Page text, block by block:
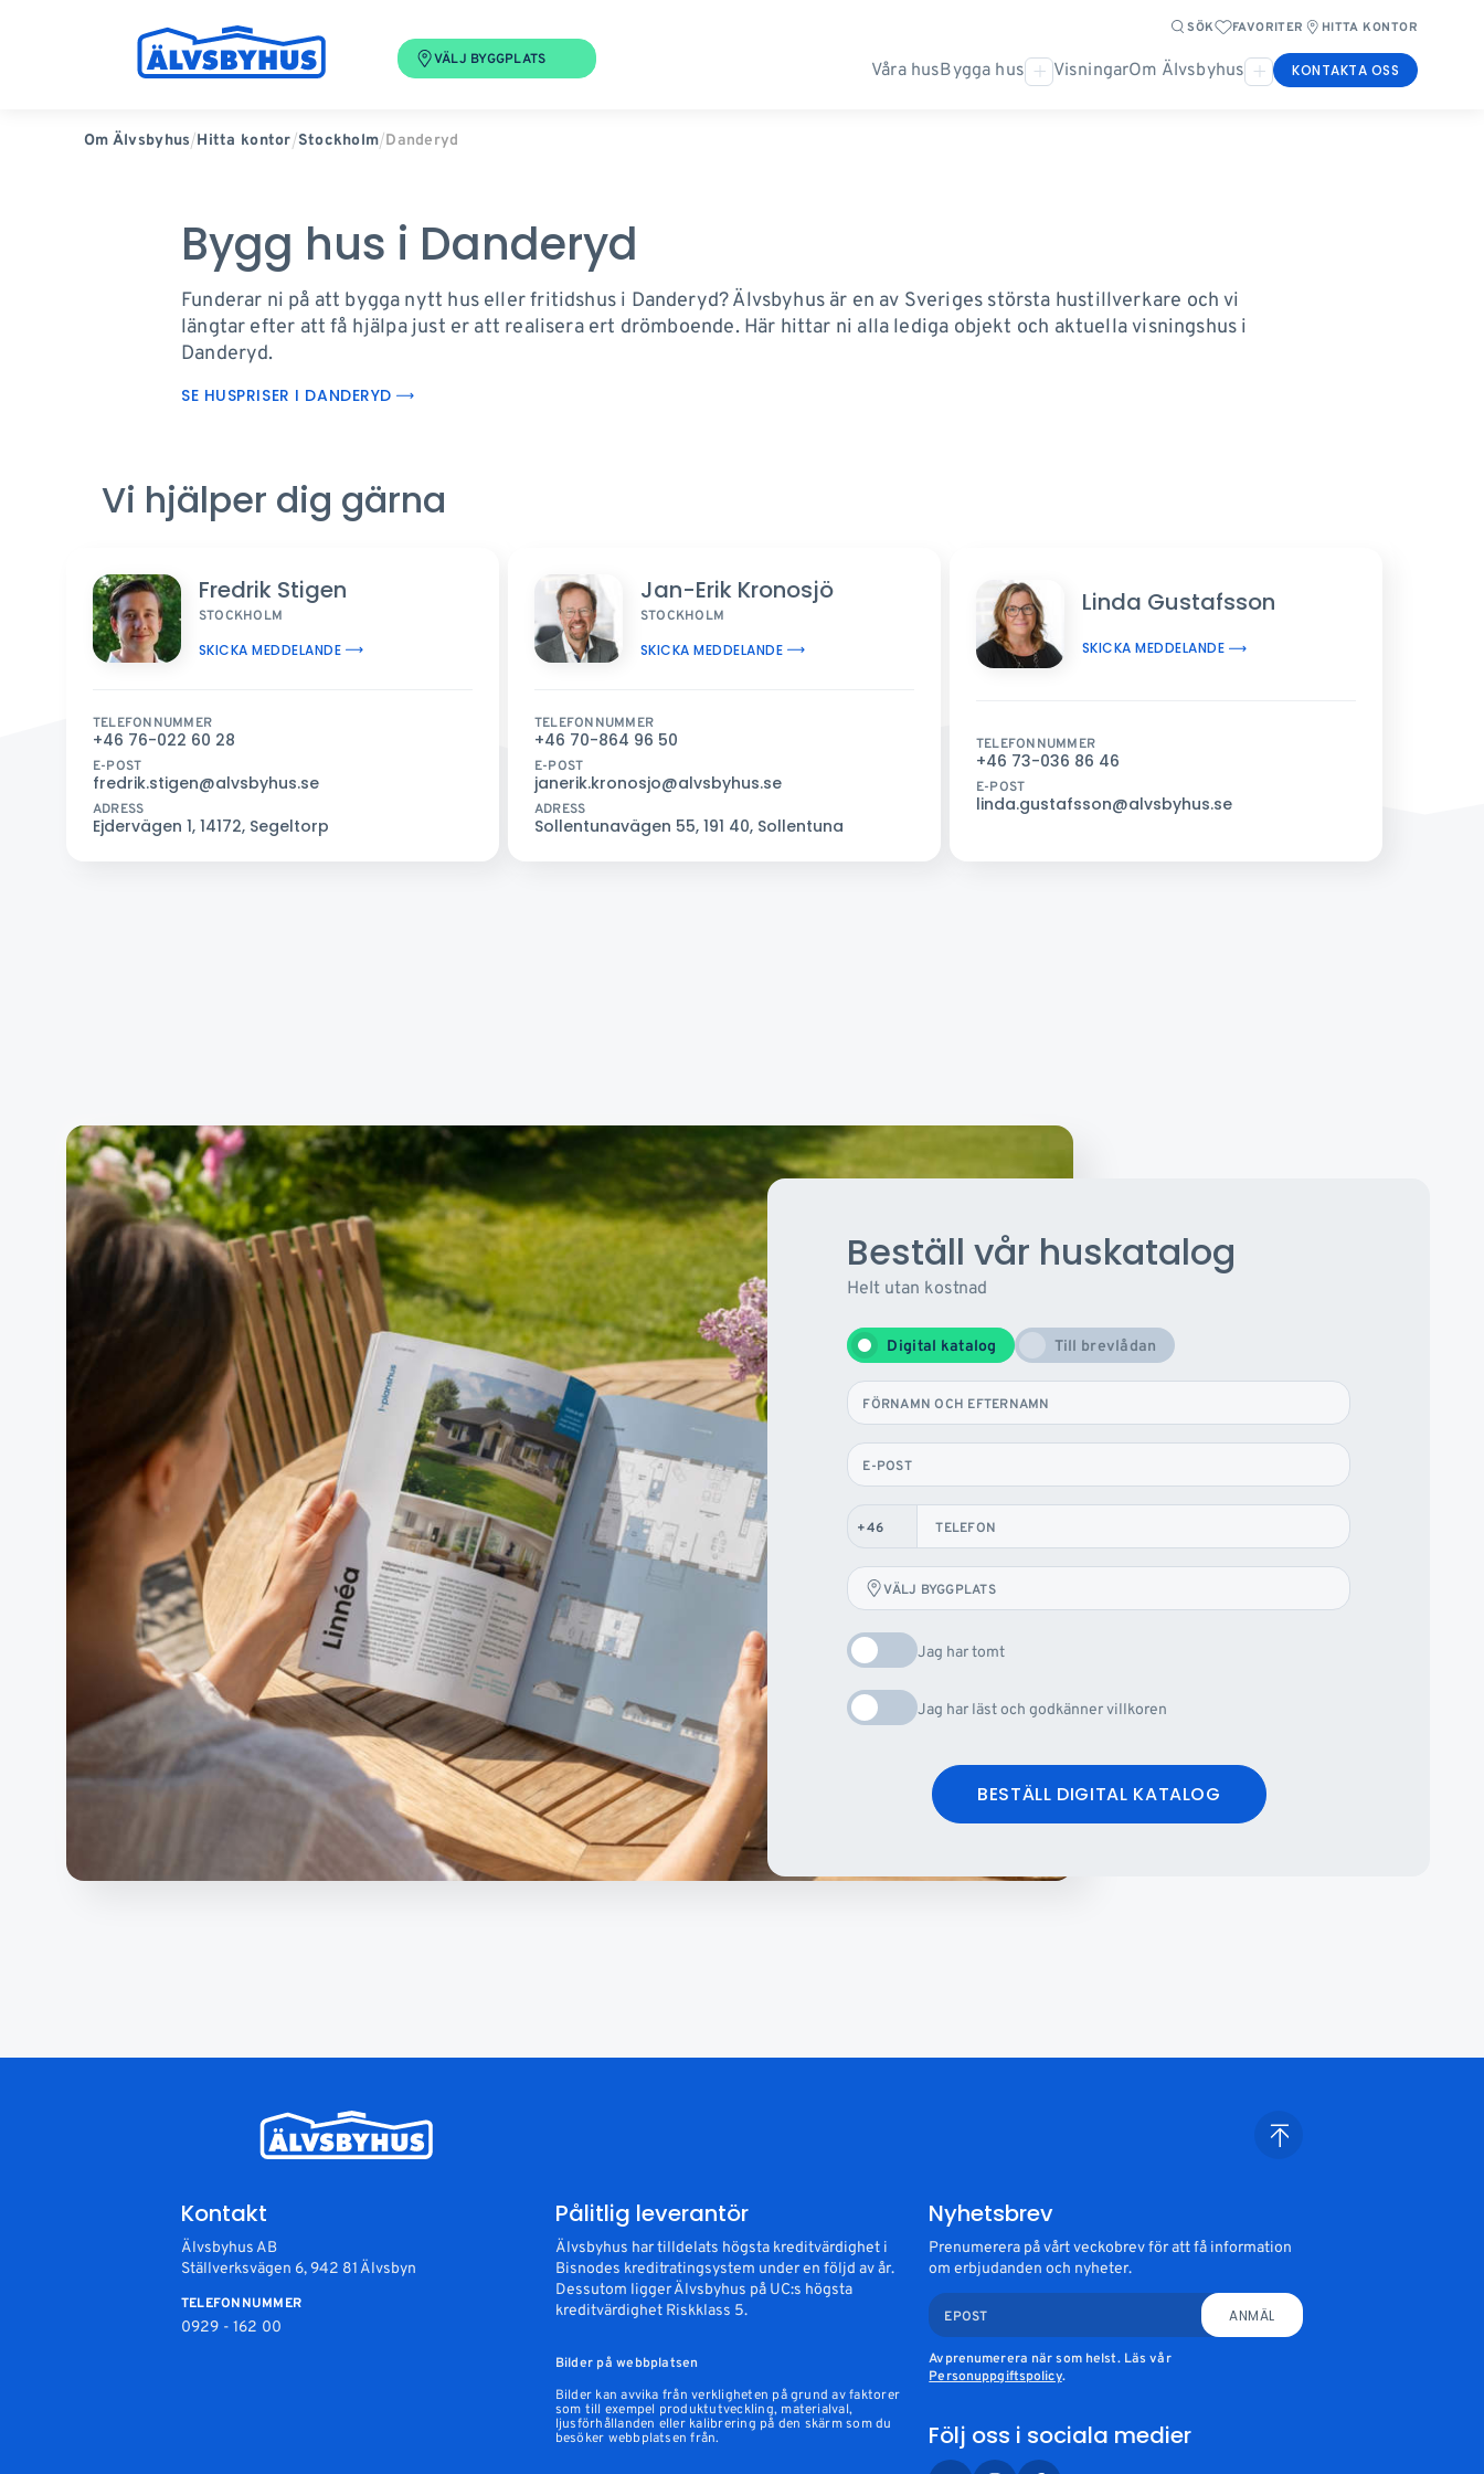
VÄLJ BYGGPLATS
SÖK FAVORITER HITTA KONTOR
Våra husBygga hus VisningarOm Älvsbyhus KONTAKTA OSS
Om Älvsbyhus Hitta kontor Stockholm Danderyd
Bygg hus i Danderyd
Funderar ni på att bygga nytt hus eller fritidshus i Danderyd? Älvsbyhus är en av Sveriges största hustillverkare och vi
längtar efter att få hjälpa just er att realisera ert drömboende. Här hittar ni alla lediga objekt och aktuella visningshus i
Danderyd.
SE HUSPRISER I DANDERYD
Vi hjälper dig gärna
Fredrik Stigen
STOCKHOLM
SKICKA MEDDELANDE
TELEFONNUMMER
+46 76-022 60 28
E-POST
fredrik.stigen@alvsbyhus.se
ADRESS
Ejdervägen 1, 14172, Segeltorp
Jan-Erik Kronosjö
STOCKHOLM
SKICKA MEDDELANDE
TELEFONNUMMER
+46 70-864 96 50
E-POST
janerik.kronosjo@alvsbyhus.se
ADRESS
Sollentunavägen 55, 191 40, Sollentuna
Linda Gustafsson
SKICKA MEDDELANDE
TELEFONNUMMER
+46 73-036 86 46
E-POST
linda.gustafsson@alvsbyhus.se
Beställ vår huskatalog
Helt utan kostnad
Digital katalog Till brevlådan
FÖRNAMN OCH EFTERNAMN
E-POST
TELEFON
VÄLJ BYGGPLATS
Jag har tomt
Jag har läst och godkänner villkoren
BESTÄLL DIGITAL KATALOG
Kontakt
Älvsbyhus AB
Ställverksvägen 6, 942 81 Älvsbyn
TELEFONNUMMER
0929 - 162 00
Pålitlig leverantör
Älvsbyhus har tilldelats högsta kreditvärdighet i
Bisnodes kreditratingsystem under en följd av år.
Dessutom ligger Älvsbyhus på UC:s högsta
kreditvärdighet Riskklass 5.
Bilder på webbplatsen
Bilder kan avvika från verkligheten på grund av faktorer
som till exempel produktutveckling, materialval,
ljusförhållanden eller kalibrering på den skärm som du
besöker webbplatsen från.
Nyhetsbrev
Prenumerera på vårt veckobrev för att få information
om erbjudanden och nyheter.
EPOST ANMÄL
Avprenumerera när som helst. Läs vår
Personuppgiftspolicy.
Följ oss i sociala medier